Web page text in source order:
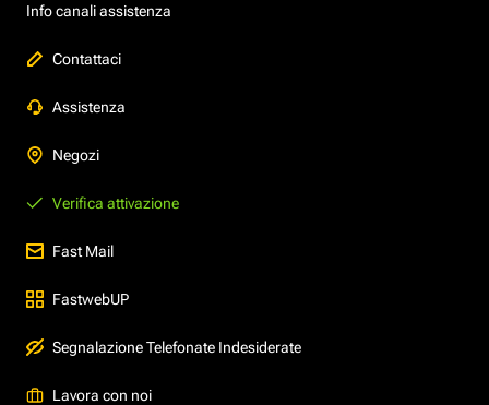
Info canali assistenza
Contattaci
Assistenza
Negozi
Verifica attivazione
Fast Mail
FastwebUP
Segnalazione Telefonate Indesiderate
Lavora con noi